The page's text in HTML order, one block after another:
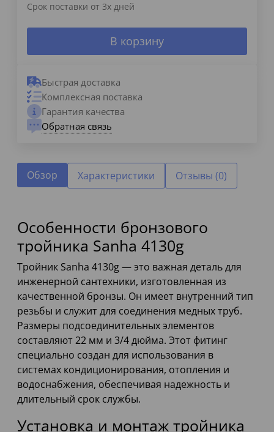
Срок поставки от 3х дней
В корзину
Быстрая доставка
Комплексная поставка
Гарантия качества
Обратная связь
Обзор Характеристики Отзывы (0)
Особенности бронзового
тройника Sanha 4130g
Тройник Sanha 4130g — это важная деталь для
инженерной сантехники, изготовленная из
качественной бронзы. Он имеет внутренний тип
резьбы и служит для соединения медных труб.
Размеры подсоединительных элементов
составляют 22 мм и 3/4 дюйма. Этот фитинг
специально создан для использования в
системах кондиционирования, отопления и
водоснабжения, обеспечивая надежность и
длительный срок службы.
Установка и монтаж тройника